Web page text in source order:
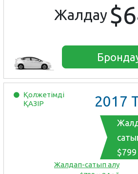
Жалдау
Қолжетімді
ҚАЗІР
2017
Жалдап-сатып алу